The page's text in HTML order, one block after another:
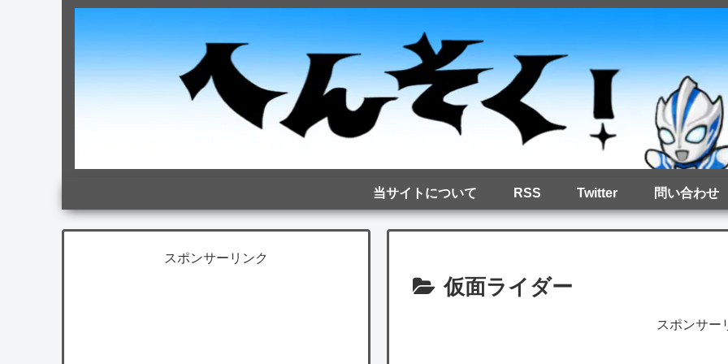
当サイトについて RSS Twitter 問い合わせ
仮面ライダー
スポンサー
スポンサーリンク